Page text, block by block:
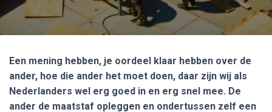
G
A
T
Een mening hebben, je oordeel klaar hebben over de
ander, hoe die ander het moet doen, daar zijn wij als
Nederlanders wel erg goed in en erg snel mee. De
ander de maatstaf opleggen en ondertussen zelf een